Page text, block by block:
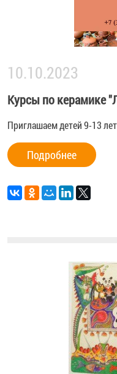
10.10.2023
Курсы по керамике
Приглашаем детей 9-13
Подробнее